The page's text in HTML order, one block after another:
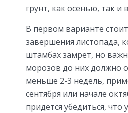
грунт, как осенью, так и
В первом варианте
завершения листопада,
штамбах замрет, но
морозов до них должно
меньше 2-3 недель,
сентября или начале
придется убедиться, что